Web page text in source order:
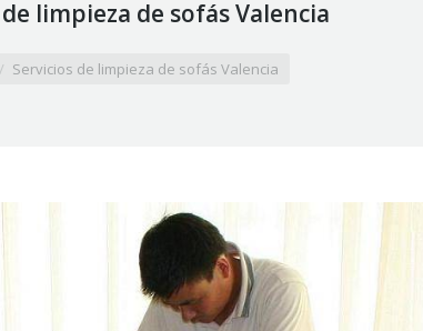
limpieza de sofás Valencia
Servicios de limpieza de sofás Valencia